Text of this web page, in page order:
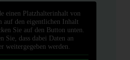
einen Platzhalterinhalt von
auf den eigentlichen Inhalt
Sie auf den Button unten.
Sie, dass dabei Daten an
weitergegeben werden.